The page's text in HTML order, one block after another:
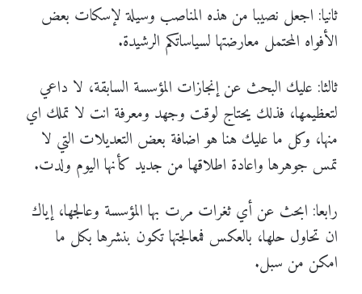
ثانيا: اجعل نصيبا من هذه المناصب وسيلة لإسكات بعض
الأفواه المحتمل معارضتها لسياساتكم الرشيدة.
ثالثا: عليك البحث عن إنجازات المؤسسة السابقة، لا داعي
لتعظيمها، فذلك يحتاج لوقت وجهد ومعرفة انت لا تملك اي
منها، وكل ما عليك هنا هو اضافة بعض التعديلات التي لا
تمس جوهرها واعادة اطلاقها من جديد كأنها اليوم ولدت.
رابعا: ابحث عن أي ثغرات مرت بها المؤسسة وعالجها، إياك
ان تحاول حلها، بالعكس فمعالجتها تكون بنشرها بكل ما
امكن من سبل.